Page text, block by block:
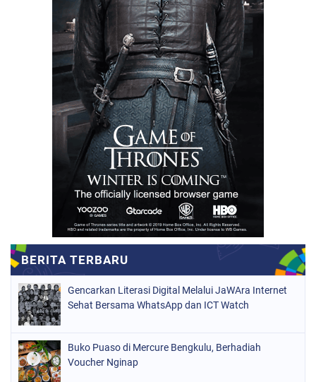
Gencarkan Literasi Digital Melalui JaWAra Internet
Sehat Bersama WhatsApp dan ICT Watch
Buko Puaso di Mercure Bengkulu, Berhadiah
Voucher Nginap